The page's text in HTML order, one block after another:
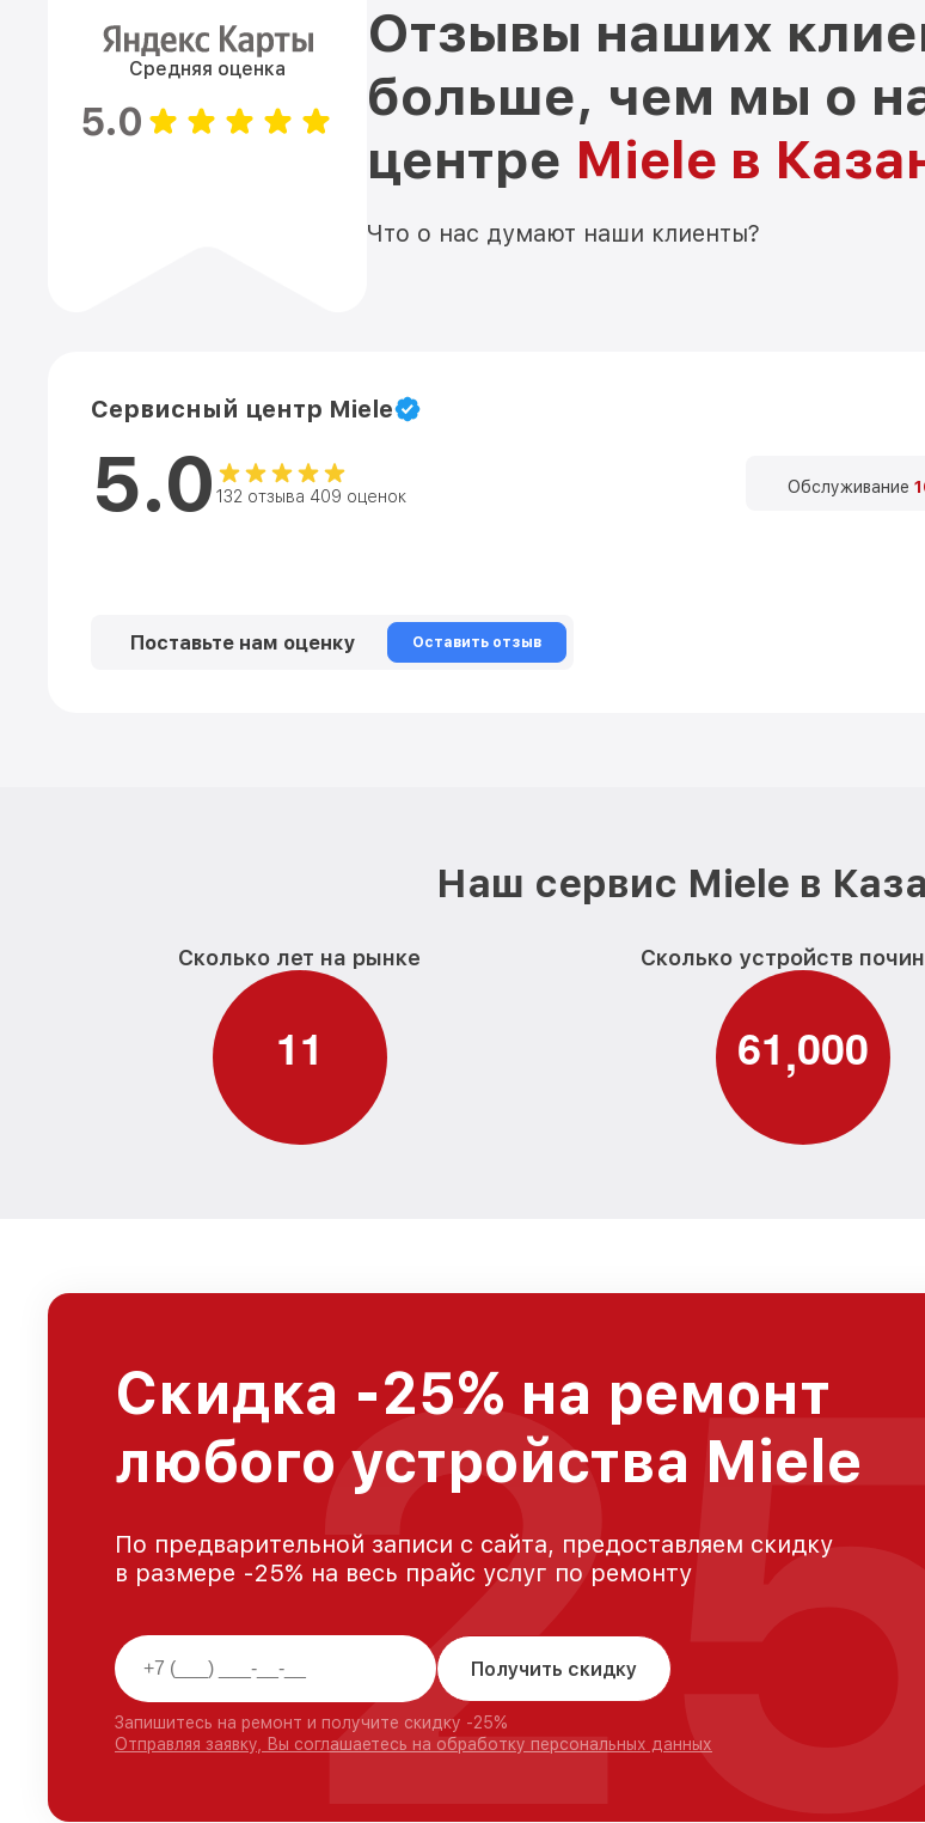
Средняя оценка
5.0
Отзывы наших
больше, чем мы о
центре Miele в
Что о нас думают наши клиенты?
Сервисный центр Miele
5.0 132 отзыва 409 оценок Обслуживание
Поставьте нам оценку Оставить отзыв
Наш сервис Miele в
Сколько лет на рынке
11
Сколько устройств
61,000
Скидка -25% на ремонт
любого устройства Miele
По предварительной записи с сайта, предоставляем скидку
в размере -25% на весь прайс услуг по ремонту
Получить скидку
Запишитесь на ремонт и получите скидку -25%
Отправляя заявку, Вы соглашаетесь на обработку персональных данных
25